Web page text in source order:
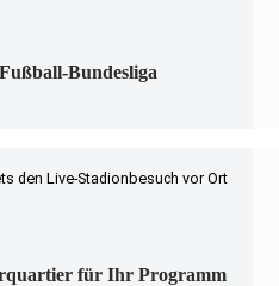
Bundesliga
den Live-Stadionbesuch vor Ort
für Ihr Programm